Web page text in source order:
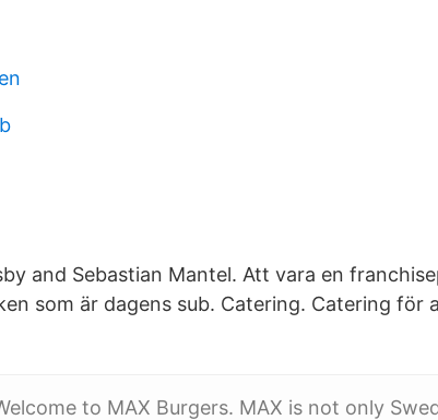
and Sebastian Mantel. Att vara en
som är dagens sub. Catering. Catering för
to MAX Burgers. MAX is not only